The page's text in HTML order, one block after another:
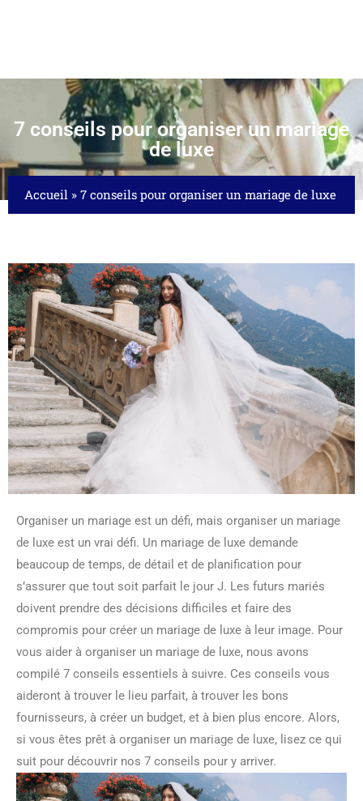
7 conseils pour organiser un mariage
de luxe
Accueil » 7 conseils pour organiser un mariage de luxe
Organiser un mariage est un défi, mais organiser un mariage
de luxe est un vrai défi. Un mariage de luxe demande
beaucoup de temps, de détail et de planification pour
s’assurer que tout soit parfait le jour J. Les futurs mariés
doivent prendre des décisions difficiles et faire des
compromis pour créer un mariage de luxe à leur image. Pour
vous aider à organiser un mariage de luxe, nous avons
compilé 7 conseils essentiels à suivre. Ces conseils vous
aideront à trouver le lieu parfait, à trouver les bons
fournisseurs, à créer un budget, et à bien plus encore. Alors,
si vous êtes prêt à organiser un mariage de luxe, lisez ce qui
suit pour découvrir nos 7 conseils pour y arriver.